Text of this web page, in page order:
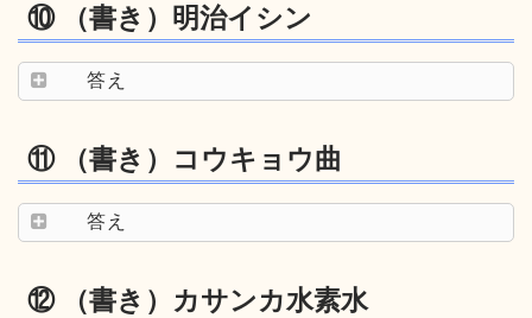
⑩ （書き）明治イシン
答え
⑪ （書き）コウキョウ曲
答え
⑫ （書き）カサンカ水素水